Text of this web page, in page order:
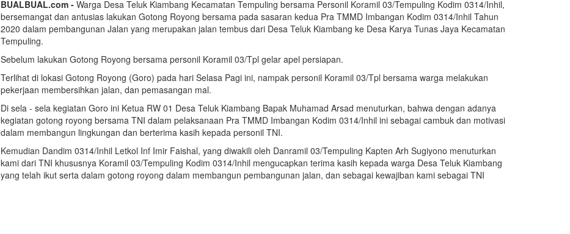
BUALBUAL.com - Warga Desa Teluk Kiambang Kecamatan Tempuling bersama Personil Koramil 03/Tempuling Kodim 0314/Inhil,
bersemangat dan antusias lakukan Gotong Royong bersama pada sasaran kedua Pra TMMD Imbangan Kodim 0314/Inhil Tahun
2020 dalam pembangunan Jalan yang merupakan jalan tembus dari Desa Teluk Kiambang ke Desa Karya Tunas Jaya Kecamatan
Tempuling.
Sebelum lakukan Gotong Royong bersama personil Koramil 03/Tpl gelar apel persiapan.
Terlihat di lokasi Gotong Royong (Goro) pada hari Selasa Pagi ini, nampak personil Koramil 03/Tpl bersama warga melakukan
pekerjaan membersihkan jalan, dan pemasangan mal.
Di sela - sela kegiatan Goro ini Ketua RW 01 Desa Teluk Kiambang Bapak Muhamad Arsad menuturkan, bahwa dengan adanya
kegiatan gotong royong bersama TNI dalam pelaksanaan Pra TMMD Imbangan Kodim 0314/Inhil ini sebagai cambuk dan motivasi
dalam membangun lingkungan dan berterima kasih kepada personil TNI.
Kemudian Dandim 0314/Inhil Letkol Inf Imir Faishal, yang diwakili oleh Danramil 03/Tempuling Kapten Arh Sugiyono menuturkan
kami dari TNI khususnya Koramil 03/Tempuling Kodim 0314/Inhil mengucapkan terima kasih kepada warga Desa Teluk Kiambang
yang telah ikut serta dalam gotong royong dalam membangun pembangunan jalan, dan sebagai kewajiban kami sebagai TNI